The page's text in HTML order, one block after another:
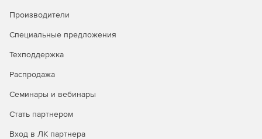
Производители
Специальные предложения
Техподдержка
Распродажа
Семинары и вебинары
Стать партнером
Вход в ЛК партнера